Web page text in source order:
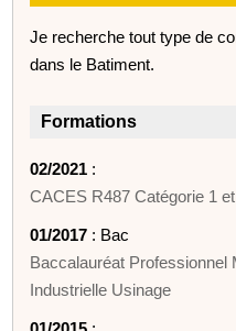
Je recherche tout type de
dans le Batiment.
Formations
02/2021 :
CACES R487 Catégorie 1
01/2017 : Bac
Baccalauréat Professionnel
Industrielle Usinage